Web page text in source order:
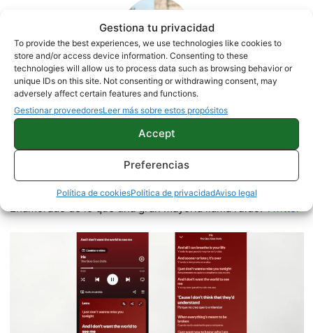
Gestiona tu privacidad
To provide the best experiences, we use technologies like cookies to
store and/or access device information. Consenting to these
technologies will allow us to process data such as browsing behavior or
unique IDs on this site. Not consenting or withdrawing consent, may
adversely affect certain features and functions.
Gestionar proveedoresLeer más sobre estos propósitos
Accept
Preferencias
Política de cookiesPolítica de privacidadAviso legal
Quelian Sanz
11059 artículos publicados en ProAndroid desde 2020.
Redactor en Pro Android | Apasionado de ese Androide
verde que tanto esconde. Se comenta que tecleo sobre
actualidad. Me gusta probarlo todo en este mundo de la
tecnología. Los gusanos se comen a las manzanas.
Enamorado de lo que una gran mayoría llama ruido.Twitter